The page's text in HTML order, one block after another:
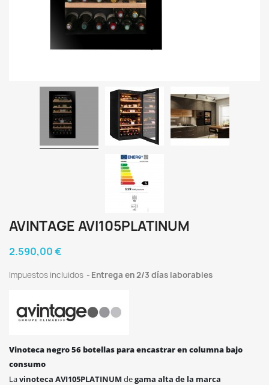
AVINTAGE AVI105PLATINUM
2.590,00 €
Impuestos incluidos Entrega en 2/3 días laborables
Vinoteca negro 56 botellas para encastrar en columna bajo
consumo
Lavinoteca AVI105PLATINUM degama alta de la marca